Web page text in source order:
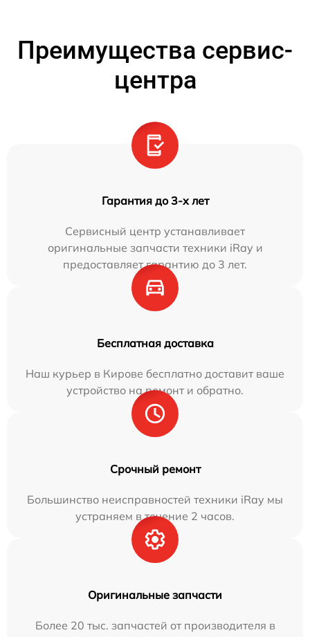
Преимущества сервис-
центра
Гарантия до 3-х лет
Сервисный центр устанавливает
оригинальные запчасти техники iRay и
предоставляет гарантию до 3 лет.
Бесплатная доставка
Наш курьер в Кирове бесплатно доставит ваше
устройство на ремонт и обратно.
Срочный ремонт
Большинство неисправностей техники iRay мы
устраняем в течение 2 часов.
Оригинальные запчасти
Более 20 тыс. запчастей от производителя в